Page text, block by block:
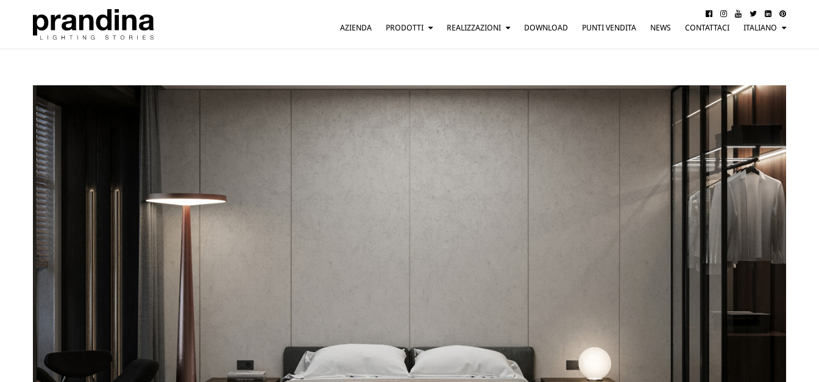
AZIENDA
PRODOTTI
TERRA
PARETE
REALIZZAZIONI
HOTEL
UFFICI
ALTRO
DOWNLOAD PUNTI VENDITA NEWS CONTATTACI
ITALIANO
DEUTSCH